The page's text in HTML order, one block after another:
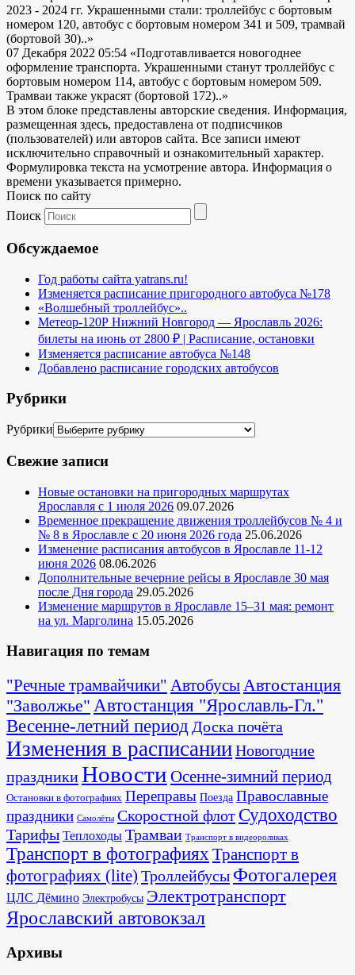
2023 - 2024 гг. Украшенными стали: троллейбус с бортовым
номером 120, автобус с бортовым номером 341 и 509, трамвай
(бортовой 30)..»
07 Декабря 2022 05:54 «Подготавливается новогоднее
оформление транспорта. Украшенными станут троллейбус с
бортовым номером 114, автобус с бортовым номером 509.
Трамваи также украсят (бортовой 172)..»
В этом блоке представлены авторские сведения. Информация,
размещенная здесь, предоставлена от подписчиков
(пользователей) или авторов сайта. Все записи имеют
исключительно справочный и ознакомительный характер.
Формулировка текста на усмотрение автора. Информация о
времени указывается примерно.
Поиск по сайту
Поиск
Обсуждаемое
Год работы сайта yatrans.ru!
Изменяется расписание пригородного автобуса №178
«Волшебный троллейбус»..
Метеор-120Р Нижний Новгород — Ярославль 2026:
билеты на июнь от 2800 ₽ | Расписание, остановки
Изменяется расписание автобуса №148
Добавлено расписание городских автобусов
Рубрики
Рубрики
Свежие записи
Новые остановки на пригородных маршрутах
Ярославля с 1 июля 2026 09.07.2026
Временное прекращение движения троллейбусов № 4 и
№ 8 в Ярославле с 20 июня 2026 года 25.06.2026
Изменение расписания автобусов в Ярославле 11-12
июня 2026 08.06.2026
Дополнительные вечерние рейсы в Ярославле 30 мая
после Дня города 29.05.2026
Изменение маршрутов в Ярославле 15–31 мая: ремонт
на ул. Марголина 15.05.2026
Навигация по темам
"Речные трамвайчики" АвтобусыАвтостанция
"Заволжье" Автостанция "Ярославль-Гл."
Весенне-летний период Доска почёта
Изменения в расписанииНовогодние
праздникиНовости Осенне-зимний период
Остановки в фотографиях Переправы Поезда Православные
праздники Самолёты Скоростной флот Судоходство
Тарифы Теплоходы Трамваи Транспорт в видеороликах
Транспорт в фотографияхТранспорт в
фотографиях (lite) Троллейбусы Фотогалерея
ЦЛС Дёмино Электробусы Электротранспорт
Ярославский автовокзал
Архивы